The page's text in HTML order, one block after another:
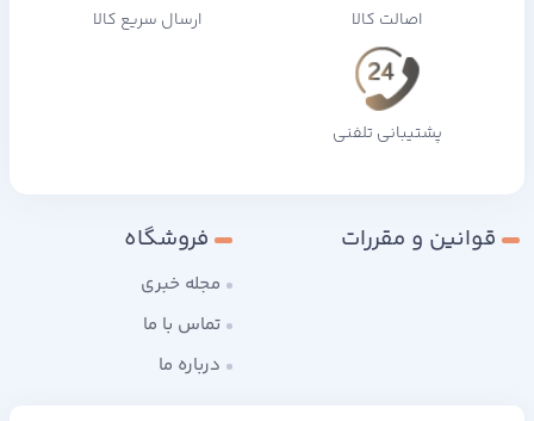
اصالت کالا ارسال سریع کالا
پشتیبانی تلفنی
قوانین و مقررات فروشگاه
مجله خبری
تماس با ما
درباره ما